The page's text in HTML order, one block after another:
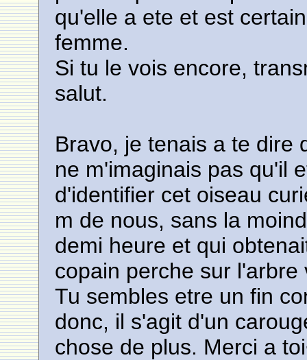
qu'elle a ete et est
femme.
Si tu le vois encore,
salut.
Bravo, je tenais a te dire
ne m'imaginais pas qu'il
d'identifier cet oiseau
m de nous, sans la
demi heure et qui
copain perche sur l'arbre
Tu sembles etre un fin
donc, il s'agit d'un
chose de plus. Merci a